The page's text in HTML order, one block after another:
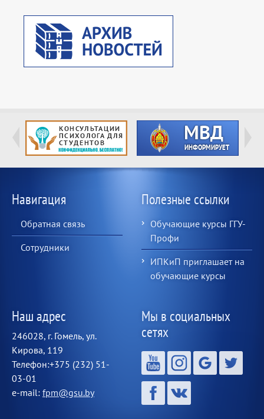
Навигация
Обратная связь
Сотрудники
Полезные ссылки
Обучающие курсы ГГУ-
Профи
ИПКиП приглашает на
обучающие курсы
Наш адрес
246028, г. Гомель, ул.
Кирова, 119
Телефон:+375 (232) 51-
03-01
e-mail: fpm@gsu.by
Мы в социальных
сетях